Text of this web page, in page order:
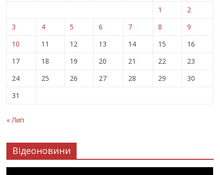
1
2
3
4 5 6 7 8
9
10
11 12 13 14 15
16
17
18 19 20 21 22
23
24
25 26 27 28 29
30
31
« Лип
Відеоновини